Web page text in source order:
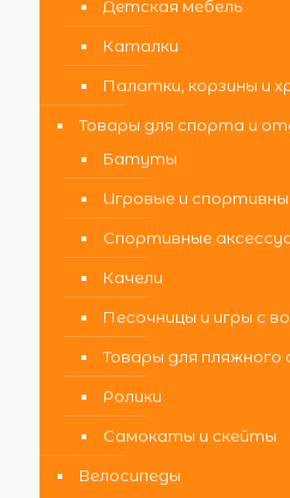
Детская мебель
Каталки
Палатки, корзины и
Товары для спорта и
Батуты
Игровые и
Спортивные
Качели
Песочницы и игры с
Товары для
Ролики
Самокаты и скейты
Велосипеды